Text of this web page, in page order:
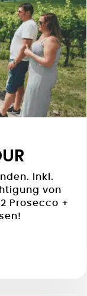
Inkl.
von
Prosecco +